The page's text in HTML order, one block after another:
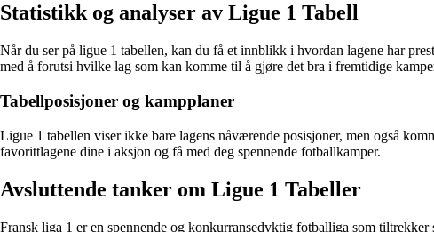
Statistikk og analyser av Ligue 1 Tabell
Når du ser på ligue 1 tabellen, kan du få et innblikk i hvordan lagene har
med å forutsi hvilke lag som kan komme til å gjøre det bra i fremtidige
Tabellposisjoner og kampplaner
Ligue 1 tabellen viser ikke bare lagens nåværende posisjoner, men også
favorittlagene dine i aksjon og få med deg spennende fotballkamper.
Avsluttende tanker om Ligue 1 Tabeller
Fransk liga 1 er en spennende og konkurransedyktig fotballiga som